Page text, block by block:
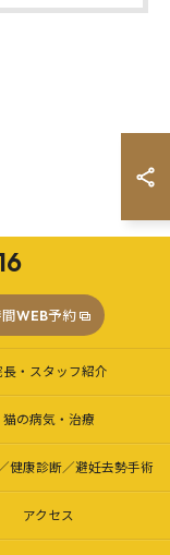
WEB予約
長・スタッフ紹介
猫の病気・治療
健康診断／避妊去勢手術
アクセス